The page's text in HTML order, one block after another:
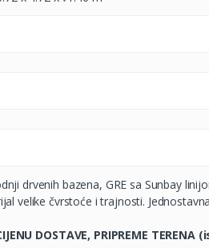
drvenih bazena, GRE sa Sunbay
velike čvrstoće i trajnosti.
DOSTAVE, PRIPREME